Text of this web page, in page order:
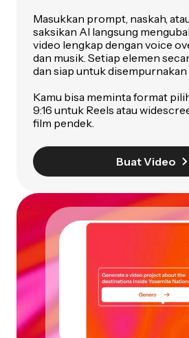
Masukkan prompt, naskah,
saksikan AI langsung
video lengkap dengan voice
dan musik. Setiap elemen
dan siap untuk disempurnakan
Kamu bisa meminta format
9:16 untuk Reels atau
film pendek.
Buat Video